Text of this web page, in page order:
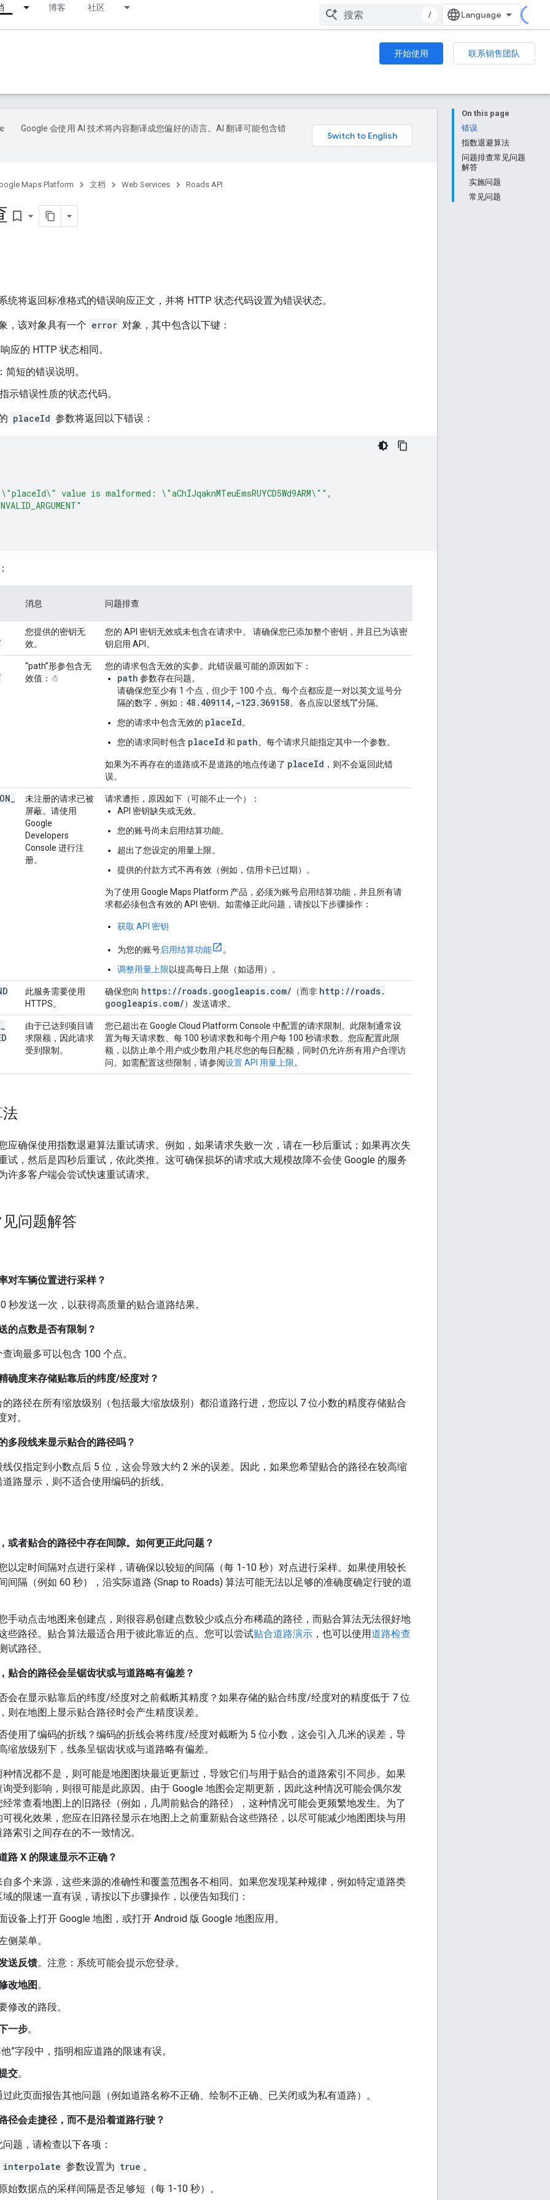
博客 社区
/
开始使用 联系销售团队
On this page
错误
指数退避算法
问题排查常见问题
解答
实施问题
常见问题
Google 会使用 AI 技术将内容翻译成您偏好的语言。AI 翻译可能包含错
Maps Platform 文档 Web Services Roads API
bookmark_border
统将返回标准格式的错误响应正文，并将 HTTP 状态代码设置为错误状态。
，该对象具有一个 error 对象，其中包含以下键：
应的 HTTP 状态相同。
简短的错误说明。
示错误性质的状态代码。
placeId 参数将返回以下错误：
value is malformed: \"aChIJqaknMTeuEmsRUYCD5Wd9ARM\"" ,
消息 问题排查
您提供的密钥无
效。
您的 API 密钥无效或未包含在请求中。 请确保您已添加整个密钥，并且已为该密
钥启用 API。
“path”形参包含无
效值：☃
您的请求包含无效的实参。此错误最可能的原因如下：
path 参数存在问题。
请确保您至少有 1 个点，但少于 100 个点。每个点都应是一对以英文逗号分
隔的数字，例如： 48.409114,-123.369158。各点应以竖线“|”分隔。
您的请求中包含无效的 placeId。
您的请求同时包含 placeId 和 path。每个请求只能指定其中一个参数。
如果为不再存在的道路或不是道路的地点传递了 placeId ，则不会返回此错
误。
未注册的请求已被
屏蔽。请使用
Google
Developers
Console 进行注
册。
请求遭拒，原因如下（可能不止一个）：
API 密钥缺失或无效。
您的账号尚未启用结算功能。
超出了您设定的用量上限。
提供的付款方式不再有效（例如，信用卡已过期）。
为了使用 Google Maps Platform 产品，必须为账号启用结算功能，并且所有请
求都必须包含有效的 API 密钥。如需修正此问题，请按以下步骤操作：
获取 API 密钥
为您的账号启用结算功能
。
调整用量上限以提高每日上限（如适用）。
此服务需要使用
HTTPS。
确保您向 https: //roads. googleapis. com/ （而非 http : //roads.
googleapis. com/）发送请求。
由于已达到项目请
求限额，因此请求
受到限制。
您已超出在 Google Cloud Platform Console 中配置的请求限制。此限制通常设
置为每天请求数、每 100 秒请求数和每个用户每 100 秒请求数。您应配置此限
额，以防止单个用户或少数用户耗尽您的每日配额，同时仍允许所有用户合理访
问。如需配置这些限制，请参阅设置 API 用量上限。
应确保使用指数退避算法重试请求。例如，如果请求失败一次，请在一秒后重试；如果再次失
试，然后是四秒后重试，依此类推。这可确保损坏的请求或大规模故障不会使 Google 的服务
许多客户端会尝试快速重试请求。
问题解答
对车辆位置进行采样？
秒发送一次，以获得高质量的贴合道路结果。
的点数是否有限制？
询最多可以包含 100 个点。
确度来存储贴靠后的纬度/经度对？
的路径在所有缩放级别（包括最大缩放级别）都沿道路行进，您应以 7 位小数的精度存储贴合
对。
多段线来显示贴合的路径吗？
线仅指定到小数点后 5 位，这会导致大约 2 米的误差。因此，如果您希望贴合的路径在较高缩
路显示，则不适合使用编码的折线。
或者贴合的路径中存在间隙。如何更正此问题？
以定时间隔对点进行采样，请确保以较短的间隔（每 1-10 秒）对点进行采样。如果使用较长
间隔（例如 60 秒），沿实际道路 (Snap to Roads) 算法可能无法以足够的准确度确定行驶的道
手动点击地图来创建点，则很容易创建点数较少或点分布稀疏的路径，而贴合算法无法很好地
些路径。贴合算法最适合用于彼此靠近的点。您可以尝试贴合道路演示 ，也可以使用道路检查
试路径。
贴合的路径会呈锯齿状或与道路略有偏差？
会在显示贴靠后的纬度/经度对之前截断其精度？如果存储的贴合纬度/经度对的精度低于 7 位
则在地图上显示贴合路径时会产生精度误差。
使用了编码的折线？编码的折线会将纬度/经度对截断为 5 位小数，这会引入几米的误差，导
缩放级别下，线条呈锯齿状或与道路略有偏差。
种情况都不是，则可能是地图图块最近更新过，导致它们与用于贴合的道路索引不同步。如果
受到影响，则很可能是此原因。由于 Google 地图会定期更新，因此这种情况可能会偶尔发
常查看地图上的旧路径（例如，几周前贴合的路径），这种情况可能会更频繁地发生。为了
可视化效果，您应在旧路径显示在地图上之前重新贴合这些路径，以尽可能减少地图图块与用
索引之间存在的不一致情况。
路 X 的限速显示不正确？
自多个来源，这些来源的准确性和覆盖范围各不相同。如果您发现某种规律，例如特定道路类
的限速一直有误，请按以下步骤操作，以便告知我们：
设备上打开 Google 地图，或打开 Android 版 Google 地图应用。
侧菜单。
送反馈。注意：系统可能会提示您登录。
改地图。
修改的路段。
一步。
他”字段中，指明相应道路的限速有误。
交。
此页面报告其他问题（例如道路名称不正确、绘制不正确、已关闭或为私有道路）。
径会走捷径，而不是沿着道路行驶？
题，请检查以下各项：
interpolate 参数设置为 true 。
始数据点的采样间隔是否足够短（每 1-10 秒）。